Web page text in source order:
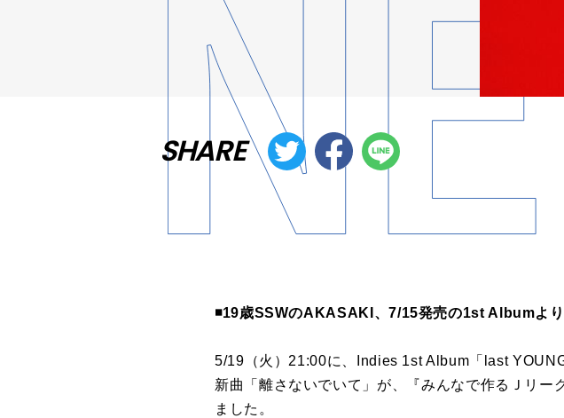
SHARE
◾️19歳SSWのAKASAKI、7/15発売の1st Albumよ
5/19（火）21:00に、Indies 1st Album「last
新曲「離さないでいて」が、『みんなで作るＪリ
ました。